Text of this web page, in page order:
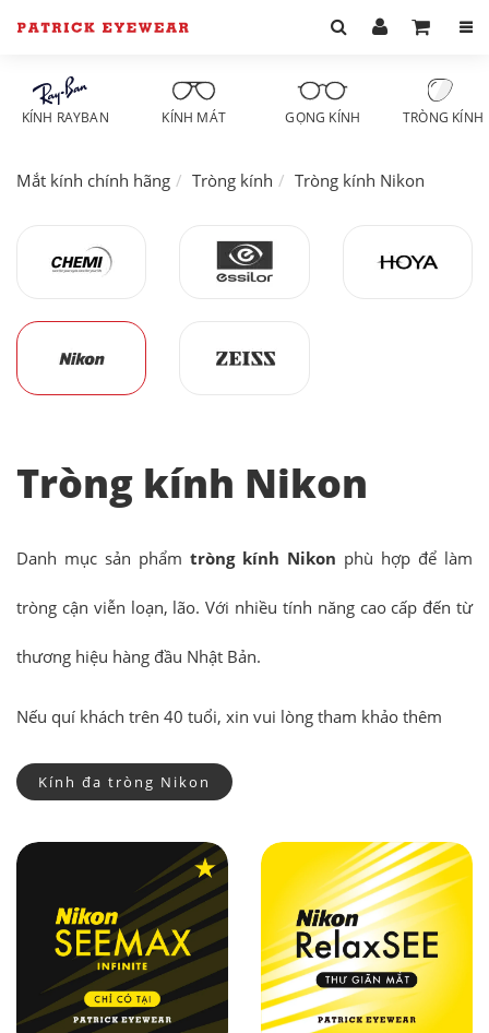
KÍNH RAYBAN KÍNH MÁT GỌNG KÍNH TRÒNG KÍNH
Mắt kính chính hãng Tròng kính Tròng kính Nikon
Tròng kính Nikon
Danh mục sản phẩm tròng kính Nikon phù hợp để làm
tròng cận viễn loạn, lão. Với nhiều tính năng cao cấp đến từ
thương hiệu hàng đầu Nhật Bản.
Nếu quí khách trên 40 tuổi, xin vui lòng tham khảo thêm
Kính đa tròng Nikon